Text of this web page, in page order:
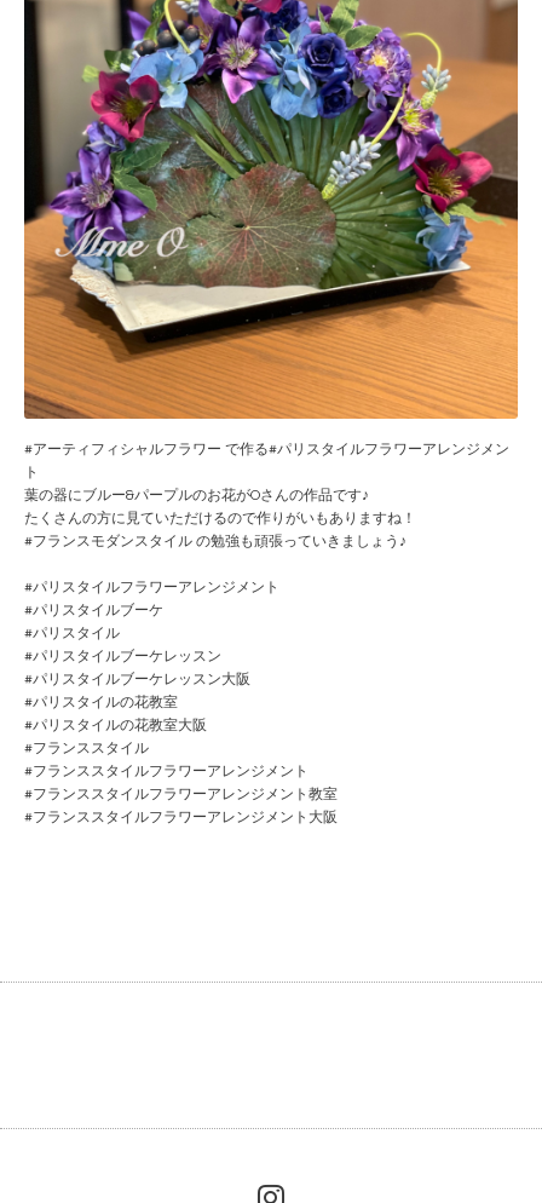
#アーティフィシャルフラワー で作る#パリスタイルフラワーアレンジメン
ト
葉の器にブルー&パープルのお花がOさんの作品です♪
たくさんの方に見ていただけるので作りがいもありますね！
#フランスモダンスタイル の勉強も頑張っていきましょう♪
#パリスタイルフラワーアレンジメント
#パリスタイルブーケ
#パリスタイル
#パリスタイルブーケレッスン
#パリスタイルブーケレッスン大阪
#パリスタイルの花教室
#パリスタイルの花教室大阪
#フランススタイル
#フランススタイルフラワーアレンジメント
#フランススタイルフラワーアレンジメント教室
#フランススタイルフラワーアレンジメント大阪